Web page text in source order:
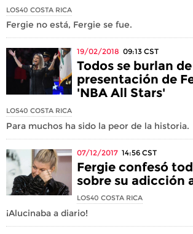
LOS40 COSTA RICA
Fergie no está, Fergie se fue.
19/02/2018 09:13 CST
Todos se burlan
presentación de
'NBA All Stars'
LOS40 COSTA RICA
Para muchos ha sido la peor de la historia.
07/12/2017 14:56 CST
Fergie confesó
sobre su adicción
LOS40 COSTA RICA
¡Alucinaba a diario!